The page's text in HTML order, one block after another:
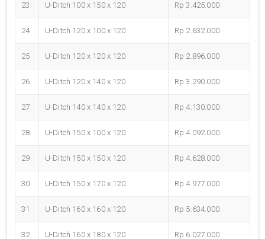
23 U-Ditch 100 x 150 x 120 Rp 3.425.000
24 U-Ditch 120 x 100 x 120 Rp 2.632.000
25 U-Ditch 120 x 120 x 120 Rp 2.896.000
26 U-Ditch 120 x 140 x 120 Rp 3.290.000
27 U-Ditch 140 x 140 x 120 Rp 4.130.000
28 U-Ditch 150 x 100 x 120 Rp 4.092.000
29 U-Ditch 150 x 150 x 120 Rp 4.628.000
30 U-Ditch 150 x 170 x 120 Rp 4.977.000
31 U-Ditch 160 x 160 x 120 Rp 5.634.000
32 U-Ditch 160 x 180 x 120 Rp 6.027.000